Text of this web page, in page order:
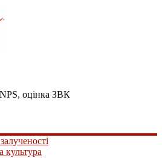
NPS, оцінка ЗВК
культура